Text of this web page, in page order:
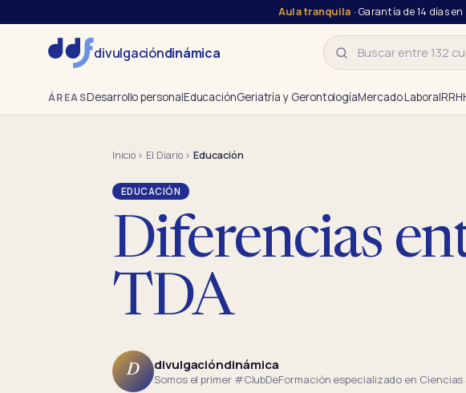
Aula tranquila · Garantía de 14 días
divulgacióndinámica Buscar
ÁREASDesarrollo personalEducaciónGeriatría y GerontologíaMercado Laboral
Inicio› El Diario›Educación
EDUCACIÓN
Diferencias
TDA
D divulgacióndinámica
Somos el primer #ClubDeFormación especializado en Ciencias